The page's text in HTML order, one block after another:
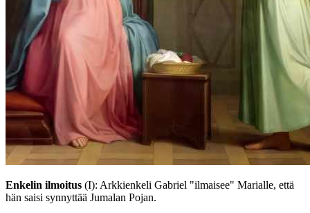
Enkelin ilmoitus (I): Arkkienkeli Gabriel "ilmaisee" Marialle, että
hän saisi synnyttää Jumalan Pojan.